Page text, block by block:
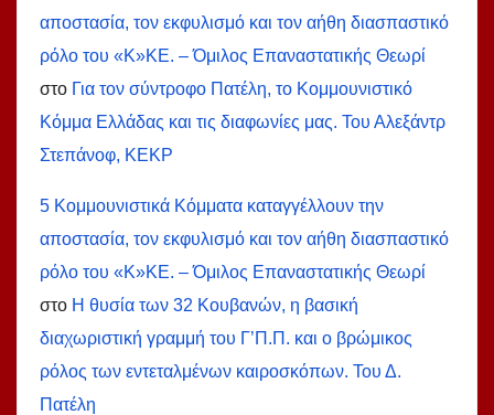
αποστασία, τον εκφυλισμό και τον αήθη διασπαστικό
ρόλο του «Κ»ΚΕ. – Όμιλος Επαναστατικής Θεωρί
στο Για τον σύντροφο Πατέλη, το Κομμουνιστικό
Κόμμα Ελλάδας και τις διαφωνίες μας. Του Αλεξάντρ
Στεπάνοφ, ΚΕΚΡ
5 Κομμουνιστικά Κόμματα καταγγέλλουν την
αποστασία, τον εκφυλισμό και τον αήθη διασπαστικό
ρόλο του «Κ»ΚΕ. – Όμιλος Επαναστατικής Θεωρί
στο Η θυσία των 32 Κουβανών, η βασική
διαχωριστική γραμμή του Γ’Π.Π. και ο βρώμικος
ρόλος των εντεταλμένων καιροσκόπων. Του Δ.
Πατέλη